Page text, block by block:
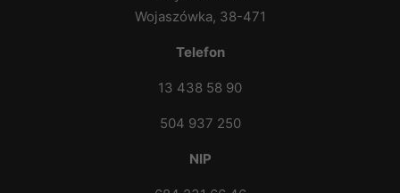
Wojaszówka, 38-471
Telefon
13 438 58 90
504 937 250
NIP